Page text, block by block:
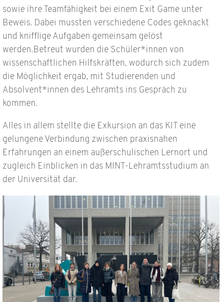
sowie ihre Teamfähigkeit bei einem Exit Game unter
Beweis. Dabei mussten verschiedene Codes geknackt
und knifflige Aufgaben gemeinsam gelöst
werden.Betreut wurden die Schüler*innen von
wissenschaftlichen Hilfskräften, wodurch sich zudem
die Möglichkeit ergab, mit Studierenden und
Absolvent*innen des Lehramts ins Gespräch zu
kommen.
Alles in allem stellte die Exkursion an das KIT eine
gelungene Verbindung zwischen praxisnahen
Erfahrungen an einem außerschulischen Lernort und
zugleich Einblicken in das MINT-Lehramtsstudium an
der Universität dar.